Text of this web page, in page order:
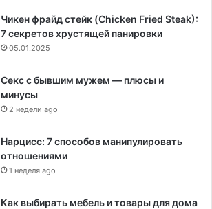
Чикен фрайд стейк (Chicken Fried Steak):
7 секретов хрустящей панировки
05.01.2025
Секс с бывшим мужем — плюсы и
минусы
2 недели ago
Нарцисс: 7 способов манипулировать
отношениями
1 неделя ago
Как выбирать мебель и товары для дома